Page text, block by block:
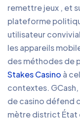
remettre jeux , et
plateforme
utilisateur
les appareils
des méthodes de
Stakes Casino à
contextes. GCash,
de casino défend
mètre district État